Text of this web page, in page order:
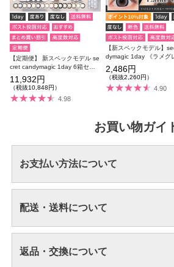
【定期便】 新スペックモデル se
cret candymagic 1day 6箱セッ
ト 1箱20枚入り 合計120枚
11,932円
（税抜10,848円）
4.98
【新スペックモデル】
dymagic 1day 《ラメグ
度あり 度なし 1箱20枚入
2,486円
（税抜2,260円）
4.90
お買い物ガイ
お支払い方法について
配送・送料について
返品・交換について